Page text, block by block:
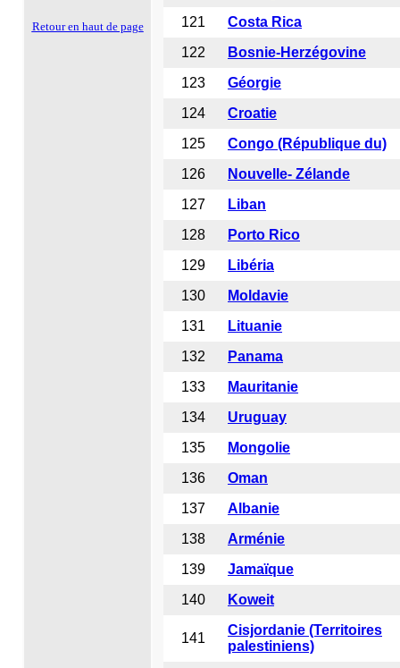
Retour en haut de page
121
Costa Rica
122
Bosnie-Herzégovine
123
Géorgie
124
Croatie
125
Congo (République du)
126
Nouvelle- Zélande
127
Liban
128
Porto Rico
129
Libéria
130
Moldavie
131
Lituanie
132
Panama
133
Mauritanie
134
Uruguay
135
Mongolie
136
Oman
137
Albanie
138
Arménie
139
Jamaïque
140
Koweit
141
Cisjordanie (Territoires
palestiniens)